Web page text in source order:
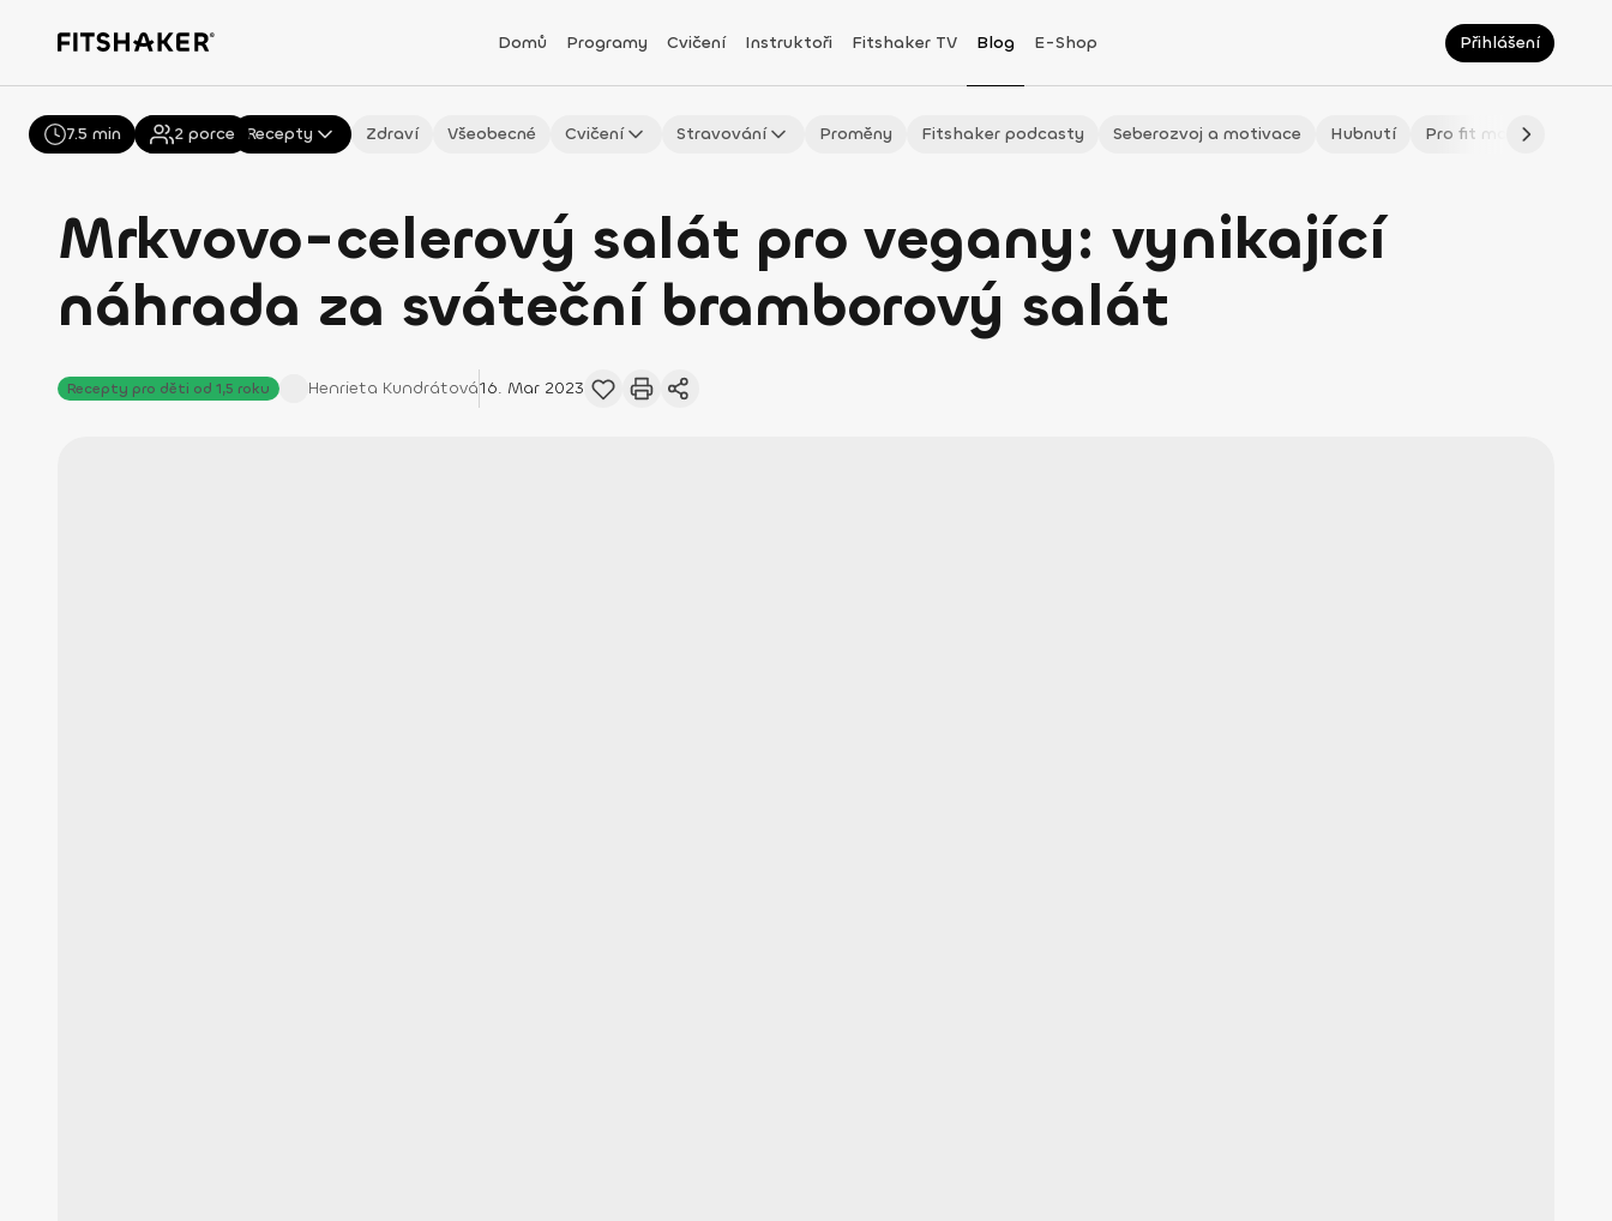
Domů Programy Cvičení Instruktoři Fitshaker TV Blog E-Shop Přihlášení
Všechny Recepty Zdraví Všeobecné Cvičení Stravování Proměny Fitshaker podcasty Seberozvoj a motivace Hubnutí Pro fit maminky
Mrkvovo-celerový salát pro vegany: vynikající
náhrada za sváteční bramborový salát
Recepty pro děti od 1,5 roku Henrieta Kundrátová16. Mar 2023
7.5 min 2 porce